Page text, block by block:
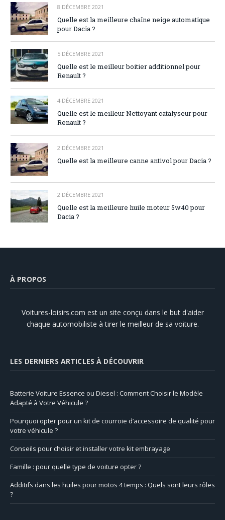
8 DÉCEMBRE 2021
Quelle est la meilleure chaîne neige automatique
pour Dacia ?
5 DÉCEMBRE 2021
Quelle est le meilleur boitier additionnel pour
Renault ?
4 DÉCEMBRE 2021
Quelle est le meilleur Nettoyant catalyseur pour
Renault ?
2 DÉCEMBRE 2021
Quelle est la meilleure canne antivol pour Dacia ?
2 DÉCEMBRE 2021
Quelle est la meilleure huile moteur 5w40 pour
Dacia ?
À PROPOS
Voitures-loisirs.com est un site conçu dans le but d'aider
chaque automobiliste à tirer le meilleur de sa voiture.
LES DERNIERS ARTICLES À DÉCOUVRIR
Batterie Voiture Essence ou Diesel : Comment Choisir le Modèle
Adapté à Votre Véhicule ?
Pourquoi opter pour un kit de courroie d’accessoire de qualité pour
votre véhicule ?
Conseils pour choisir et installer votre kit embrayage
Famille : pour quelle type de voiture opter ?
Additifs dans les huiles pour motos 4 temps : Quels sont leurs rôles
?